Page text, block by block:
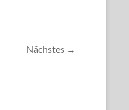
Nächstes →